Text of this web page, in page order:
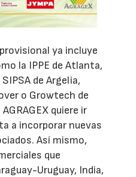
ya incluye
la IPPE de Atlanta,
de Argelia,
o Growtech de
quiere ir
a incorporar nuevas
Así mismo,
que
Uruguay, India,